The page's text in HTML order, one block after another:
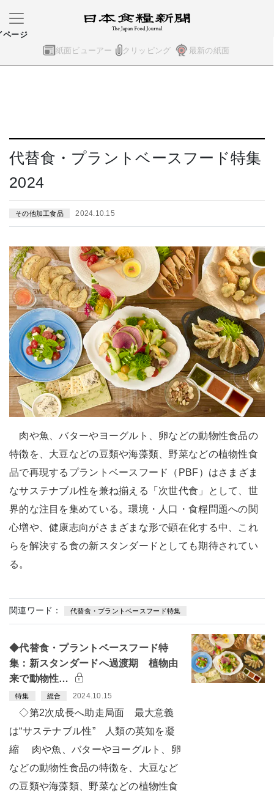
紙面ビューアー クリッピング 最新の紙面
ページ
代替食・プラントベースフード特集
2024
その他加工食品 2024.10.15
肉や魚、バターやヨーグルト、卵などの動物性食品の
特徴を、大豆などの豆類や海藻類、野菜などの植物性食
品で再現するプラントベースフード（PBF）はさまざま
なサステナブル性を兼ね揃える「次世代食」として、世
界的な注目を集めている。環境・人口・食糧問題への関
心増や、健康志向がさまざまな形で顕在化する中、これ
らを解決する食の新スタンダードとしても期待されてい
る。
関連ワード： 代替食・プラントベースフード特集
◆代替食・プラントベースフード特
集：新スタンダードへ過渡期 植物由
来で動物性…
特集 総合 2024.10.15
◇第2次成長へ助走局面 最大意義
は“サステナブル性” 人類の英知を凝
縮 肉や魚、バターやヨーグルト、卵
などの動物性食品の特徴を、大豆など
の豆類や海藻類、野菜などの植物性食